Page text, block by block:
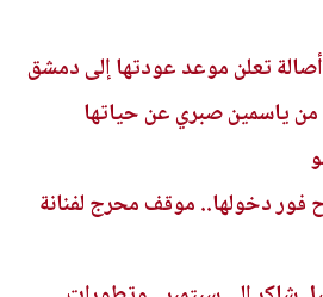
تعلن موعد عودتها إلى دمشق
ياسمين صبري عن حياتها
فور دخولها.. موقف محرج لفنانة